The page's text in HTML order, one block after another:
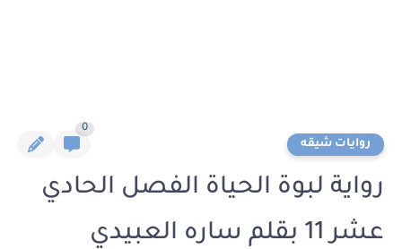
روايات شيقه
0
رواية لبوة الحياة الفصل الحادي
عشر 11 بقلم ساره العبيدي